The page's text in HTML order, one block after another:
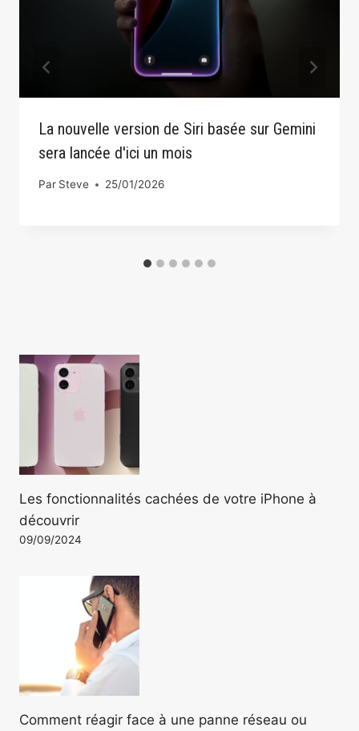
La nouvelle version de Siri basée sur Gemini
sera lancée d'ici un mois
Par Steve 25/01/2026
Les fonctionnalités cachées de votre iPhone à
découvrir
09/09/2024
Comment réagir face à une panne réseau ou